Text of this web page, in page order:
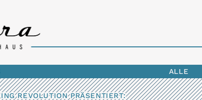
ALLE
REVOLUTIONPRÄSENTIERT: